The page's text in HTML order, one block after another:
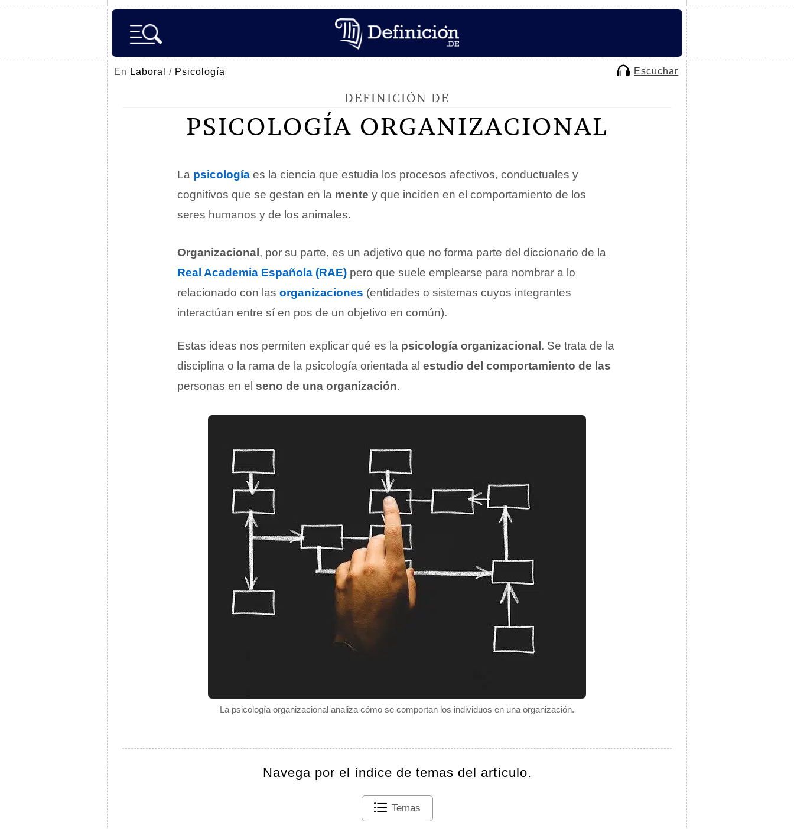
En Laboral / Psicología Escuchar
DEFINICIÓN DE
PSICOLOGÍA ORGANIZACIONAL
La psicología organizacional analiza cómo se comportan los individuos en una organización.
La psicología es la ciencia que estudia los procesos afectivos, conductuales y
cognitivos que se gestan en la mente y que inciden en el comportamiento de los
seres humanos y de los animales.
Organizacional , por su parte, es un adjetivo que no forma parte del diccionario de la
Real Academia Española (RAE) pero que suele emplearse para nombrar a lo
relacionado con las organizaciones (entidades o sistemas cuyos integrantes
interactúan entre sí en pos de un objetivo en común).
Estas ideas nos permiten explicar qué es la psicología organizacional . Se trata de la
disciplina o la rama de la psicología orientada al estudio del comportamiento de las
personas en el seno de una organización.
Navega por el índice de temas del artículo.
Temas